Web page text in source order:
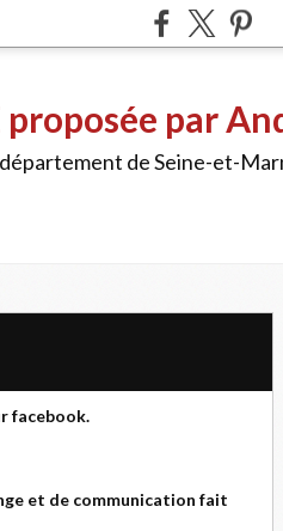
proposée par
de Seine-et-
facebook.
et de communication fait